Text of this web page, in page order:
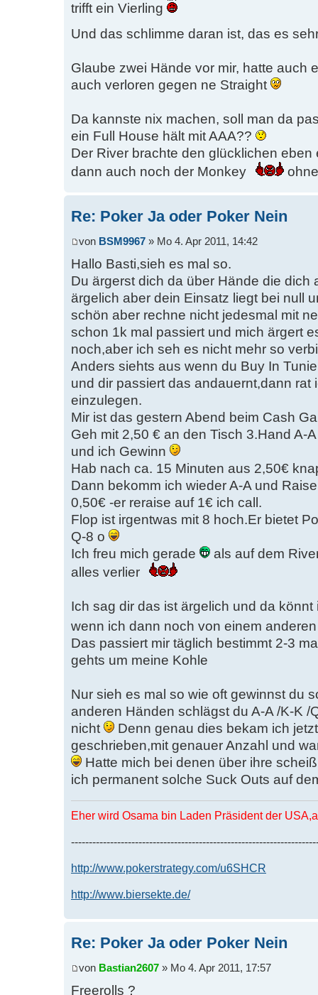
trifft ein Vierling
Und das schlimme daran ist, das es
Glaube zwei Hände vor mir, hatte auch
auch verloren gegen ne Straight
Da kannste nix machen, soll man da
ein Full House hält mit AAA??
Der River brachte den glücklichen eben
dann auch noch der Monkey
Re: Poker Ja oder Poker Nein
von BSM9967 » Mo 4. Apr 2011, 14:42
Hallo Basti,sieh es mal so.
Du ärgerst dich da über Hände die dich
ärgelich aber dein Einsatz liegt bei null
schön aber rechne nicht jedesmal mit
schon 1k mal passiert und mich ärgert
noch,aber ich seh es nicht mehr so
Anders siehts aus wenn du Buy In
und dir passiert das andauernt,dann rat
einzulegen.
Mir ist das gestern Abend beim Cash
Geh mit 2,50 € an den Tisch 3.Hand A-
und ich Gewinn
Hab nach ca. 15 Minuten aus 2,50€
Dann bekomm ich wieder A-A und
0,50€ -er reraise auf 1€ ich call.
Flop ist irgentwas mit 8 hoch.Er bietet
Q-8 o
Ich freu mich gerade
als auf dem
alles verlier
Ich sag dir das ist ärgelich und da
wenn ich dann noch von einem
Das passiert mir täglich bestimmt 2-3
gehts um meine Kohle
Nur sieh es mal so wie oft gewinnst du
anderen Händen schlägst du A-A /K-K /
nicht
Denn genau dies bekam ich
geschrieben,mit genauer Anzahl und
Hatte mich bei denen über ihre
ich permanent solche Suck Outs auf
Eher wird Osama bin Laden Präsident der
http://www.pokerstrategy.com/u6SHCR
http://www.biersekte.de/
Re: Poker Ja oder Poker Nein
von Bastian2607 » Mo 4. Apr 2011, 17:57
Freerolls ?